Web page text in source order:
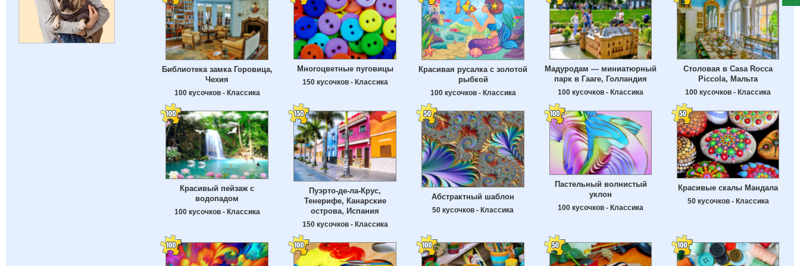
Библиотека замка Горовица,
Чехия
100 кусочков - Классика
Многоцветные пуговицы
150 кусочков - Классика
Красивая русалка с золотой
рыбкой
100 кусочков - Классика
Мадуродам — миниатюрный
парк в Гааге, Голландия
100 кусочков - Классика
Столовая в Casa Rocca
Piccola, Мальта
100 кусочков - Классика
Красивый пейзаж с
водопадом
100 кусочков - Классика
Пуэрто-де-ла-Крус,
Тенерифе, Канарские
острова, Испания
150 кусочков - Классика
Абстрактный шаблон
50 кусочков - Классика
Пастельный волнистый
уклон
100 кусочков - Классика
Красивые скалы Мандала
50 кусочков - Классика